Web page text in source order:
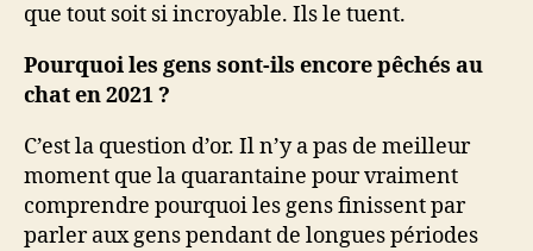
que tout soit si incroyable. Ils le tuent.
Pourquoi les gens sont-ils encore pêchés au
chat en 2021 ?
C’est la question d’or. Il n’y a pas de meilleur
moment que la quarantaine pour vraiment
comprendre pourquoi les gens finissent par
parler aux gens pendant de longues périodes